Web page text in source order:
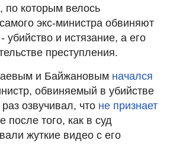
, по которым велось
экс-министра обвиняют
убийство и истязание, а его
преступления.
и Байжановым начался
обвиняемый в убийстве
озвучивал, что не признает
после того, как в суд
жуткие видео с его